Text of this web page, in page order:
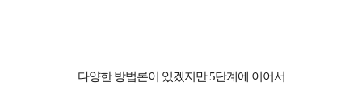
다양한 방법론이 있겠지만5단계에 이어서